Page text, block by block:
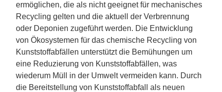
ermöglichen, die als nicht geeignet für mechanisches
Recycling gelten und die aktuell der Verbrennung
oder Deponien zugeführt werden. Die Entwicklung
von Ökosystemen für das chemische Recycling von
Kunststoffabfällen unterstützt die Bemühungen um
eine Reduzierung von Kunststoffabfällen, was
wiederum Müll in der Umwelt vermeiden kann. Durch
die Bereitstellung von Kunststoffabfall als neuen